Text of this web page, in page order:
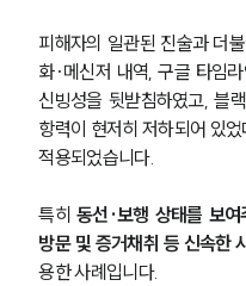
구
성범
피해자의 일관된 진술과 더
화·메신저 내역, 구글 타임
신빙성을 뒷받침하였고, 블
항력이 현저히 저하되어 있
적용되었습니다.
특히 동선·보행 상태를 보
방문 및 증거채취 등 신속한
용한 사례입니다.